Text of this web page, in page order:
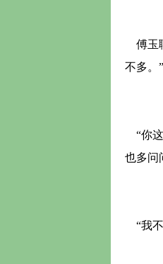
傅玉
不多。
“你这
也多问
“我